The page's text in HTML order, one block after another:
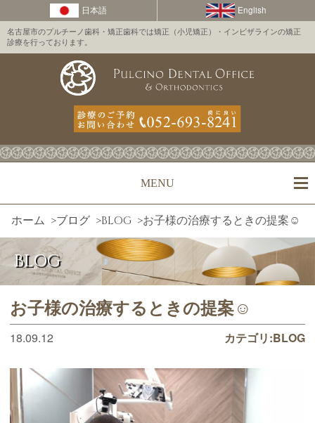
名古屋市のプルチーノ歯科・矯正歯科では矯正（小児矯正）・インビザラインの矯正
診療を行っております。
MENU
ホーム >ブログ >BLOG >お子様の治療するときの提案☺
BLOG
お子様の治療するときの提案☺
18.09.12 カテゴリ:BLOG